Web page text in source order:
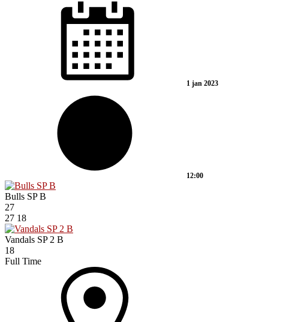
1 jan 2023
12:00
Bulls SP B
27
27 18
Vandals SP 2 B
18
Full Time